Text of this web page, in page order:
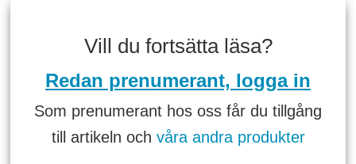
Vill du fortsätta läsa?
Redan prenumerant, logga in
Som prenumerant hos oss får du tillgång
till artikeln och våra andra produkter